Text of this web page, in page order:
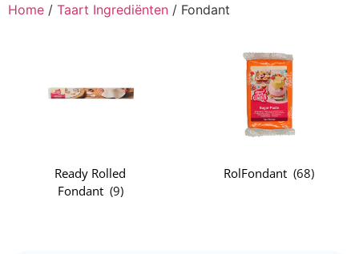
Home / Taart Ingrediënten / Fondant
Ready Rolled
Fondant (9)
RolFondant (68)